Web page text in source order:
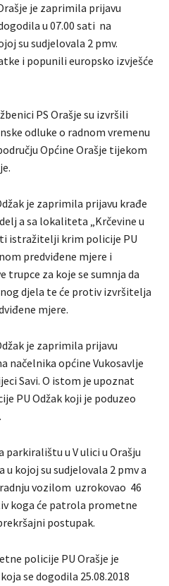
je zaprimila prijavu
u 07.00 sati na
su sudjelovala 2 pmv.
i popunili europsko izvješće
PS Orašje su izvršili
odluke o radnom vremenu
Općine Orašje tijekom
je zaprimila prijavu krađe
a sa lokaliteta „Krčevine u
istražitelji krim policije PU
predviđene mjere i
trupce za koje se sumnja da
djela te će protiv izvršitelja
mjere.
je zaprimila prijavu
načelnika općine Vukosavlje
Savi. O istom je upoznat
PU Odžak koji je poduzeo
parkiralištu u V ulici u Orašju
kojoj su sudjelovala 2 pmv a
vozilom uzrokovao 46
koga će patrola prometne
postupak.
policije PU Orašje je
se dogodila 25.08.2018